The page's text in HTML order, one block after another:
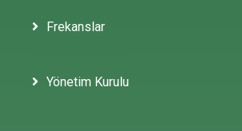
Frekanslar
Yönetim Kurulu